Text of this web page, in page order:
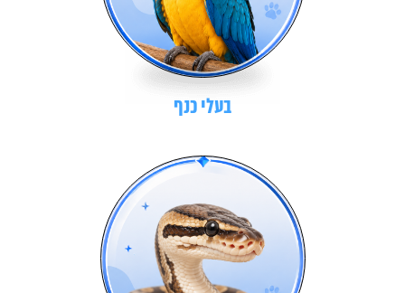
בעלי כנף